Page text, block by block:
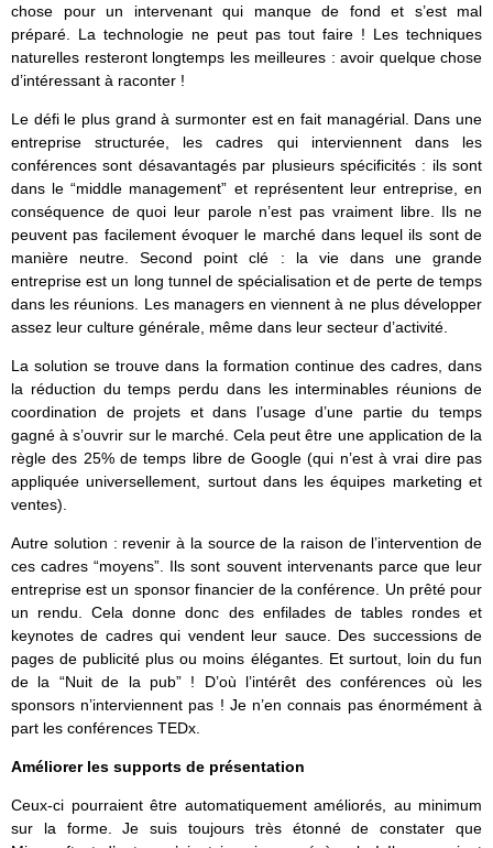
chose pour un intervenant qui manque de fond et s’est mal
préparé. La technologie ne peut pas tout faire ! Les techniques
naturelles resteront longtemps les meilleures : avoir quelque chose
d’intéressant à raconter !
Le défi le plus grand à surmonter est en fait managérial. Dans une
entreprise structurée, les cadres qui interviennent dans les
conférences sont désavantagés par plusieurs spécificités : ils sont
dans le “middle management” et représentent leur entreprise, en
conséquence de quoi leur parole n’est pas vraiment libre. Ils ne
peuvent pas facilement évoquer le marché dans lequel ils sont de
manière neutre. Second point clé : la vie dans une grande
entreprise est un long tunnel de spécialisation et de perte de temps
dans les réunions. Les managers en viennent à ne plus développer
assez leur culture générale, même dans leur secteur d’activité.
La solution se trouve dans la formation continue des cadres, dans
la réduction du temps perdu dans les interminables réunions de
coordination de projets et dans l’usage d’une partie du temps
gagné à s’ouvrir sur le marché. Cela peut être une application de la
règle des 25% de temps libre de Google (qui n’est à vrai dire pas
appliquée universellement, surtout dans les équipes marketing et
ventes).
Autre solution : revenir à la source de la raison de l’intervention de
ces cadres “moyens”. Ils sont souvent intervenants parce que leur
entreprise est un sponsor financier de la conférence. Un prêté pour
un rendu. Cela donne donc des enfilades de tables rondes et
keynotes de cadres qui vendent leur sauce. Des successions de
pages de publicité plus ou moins élégantes. Et surtout, loin du fun
de la “Nuit de la pub” ! D’où l’intérêt des conférences où les
sponsors n’interviennent pas ! Je n’en connais pas énormément à
part les conférences TEDx.
Améliorer les supports de présentation
Ceux-ci pourraient être automatiquement améliorés, au minimum
sur la forme. Je suis toujours très étonné de constater que